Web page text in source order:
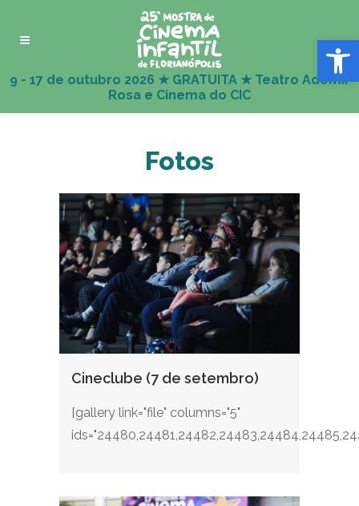
Abrir
Fotos
Cineclube (7 de setembro)
[gallery link="file" columns="5"